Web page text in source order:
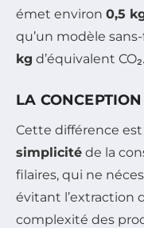
émet environ 0,5
qu’un modèle
kg d’équivalent CO₂.
LA
Cette différence
simplicité de la
filaires, qui ne
évitant l’extraction
complexité des